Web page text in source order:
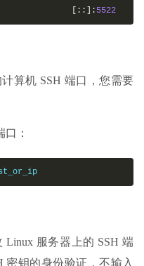
[ :: ] : 5522
算机 SSH 端口，您需要
口：
服务器上的 SSH 端
密钥的身份验证，不输入